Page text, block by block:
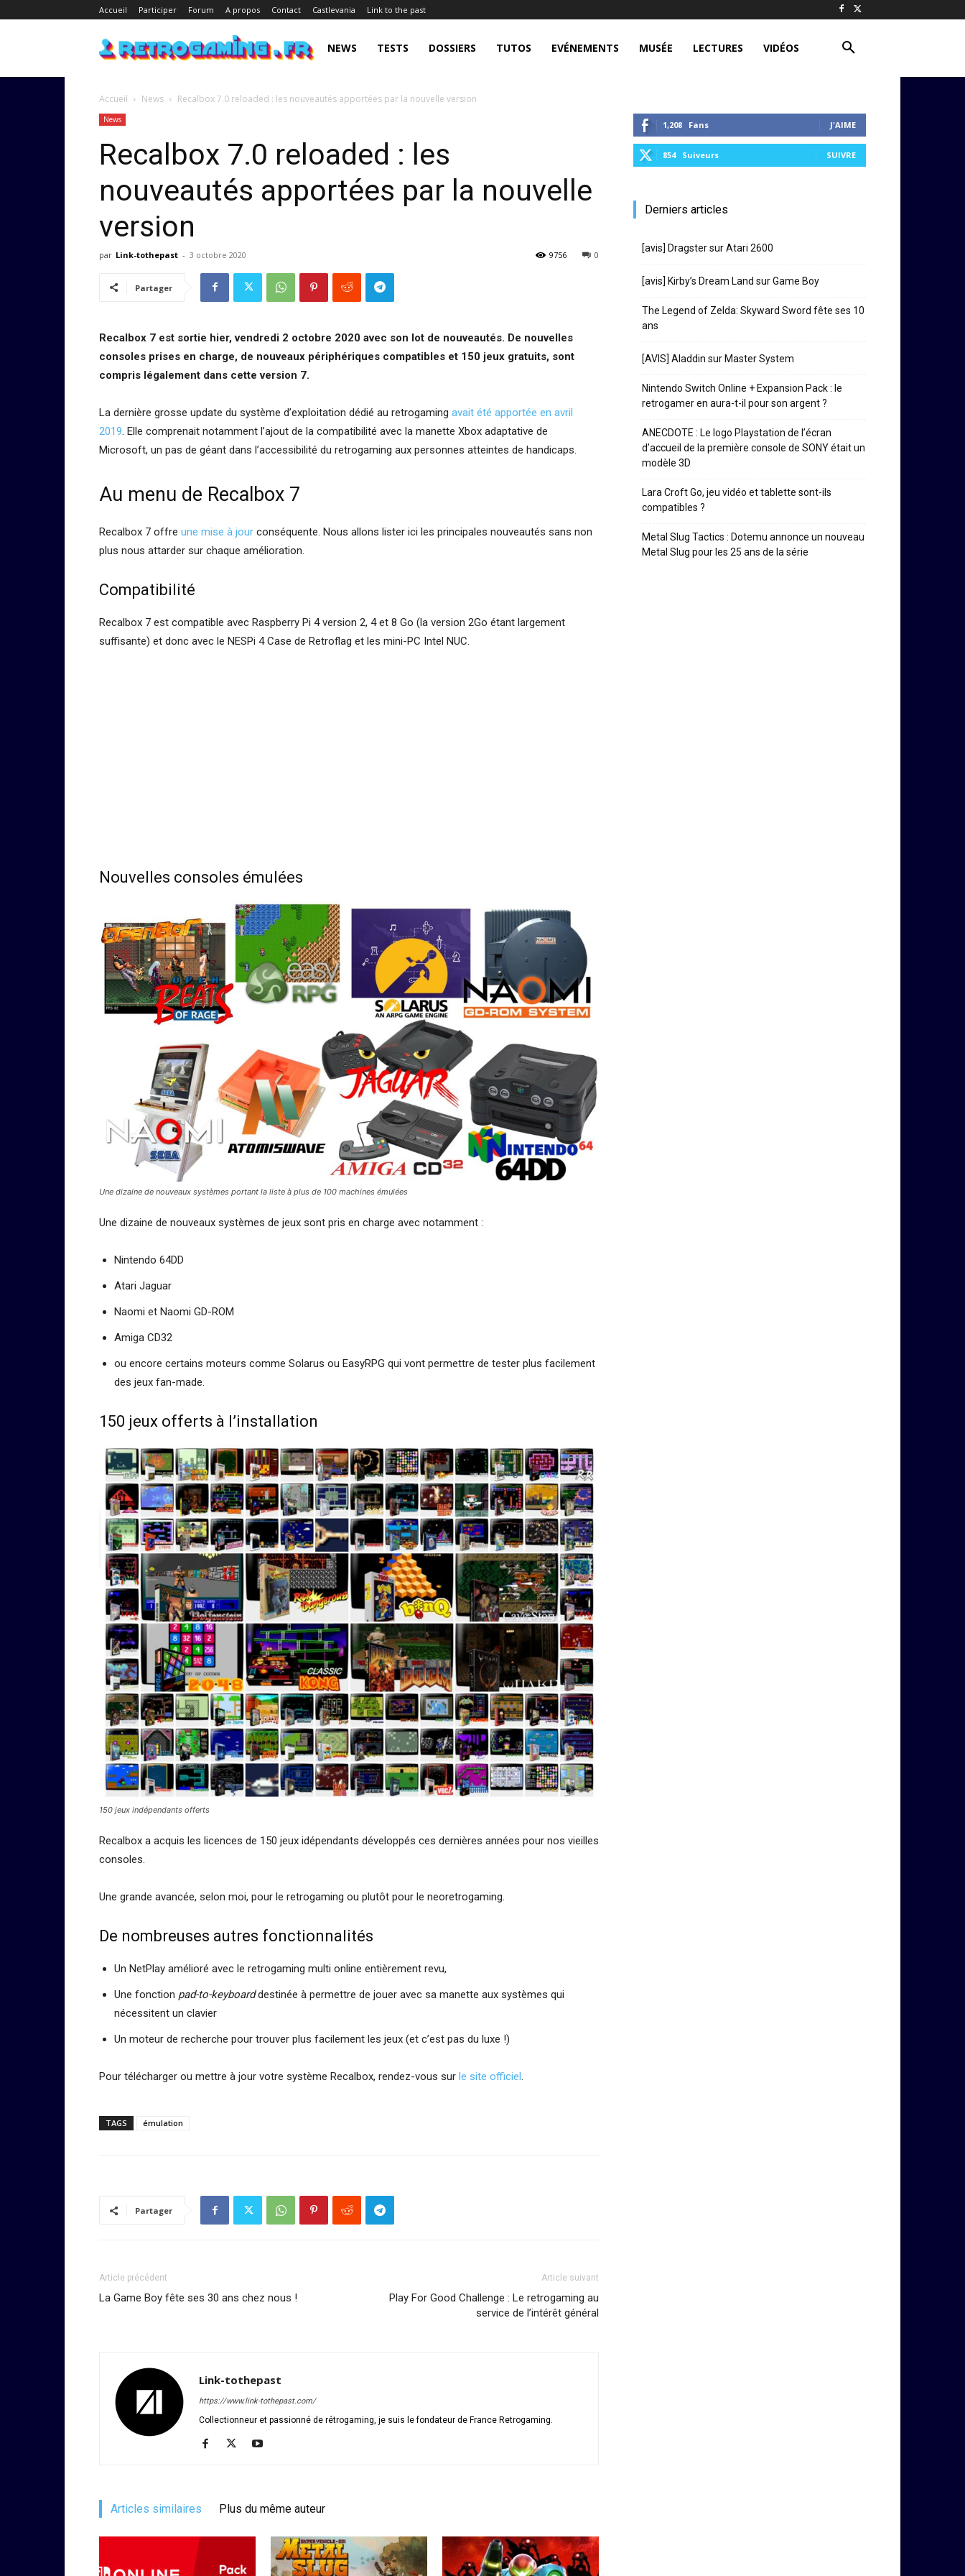
Accueil Participer Forum A propos Contact Castlevania Link to the past
NEWS TESTS DOSSIERS TUTOS EVÉNEMENTS MUSÉE LECTURES VIDÉOS
Accueil News Recalbox 7.0 reloaded : les nouveautés apportées par la nouvelle version
News
Recalbox 7.0 reloaded : les
nouveautés apportées par la nouvelle
version
par Link-tothepast - 3 octobre 2020 0
9756
Partager
Recalbox 7 est sortie hier, vendredi 2 octobre 2020 avec son lot de nouveautés. De nouvelles
consoles prises en charge, de nouveaux périphériques compatibles et 150 jeux gratuits, sont
compris légalement dans cette version 7.
La dernière grosse update du système d’exploitation dédié au retrogaming avait été apportée en avril
2019. Elle comprenait notamment l’ajout de la compatibilité avec la manette Xbox adaptative de
Microsoft, un pas de géant dans l’accessibilité du retrogaming aux personnes atteintes de handicaps.
Au menu de Recalbox 7
Recalbox 7 offre une mise à jour conséquente. Nous allons lister ici les principales nouveautés sans non
plus nous attarder sur chaque amélioration.
Compatibilité
Recalbox 7 est compatible avec Raspberry Pi 4 version 2, 4 et 8 Go (la version 2Go étant largement
suffisante) et donc avec le NESPi 4 Case de Retroflag et les mini-PC Intel NUC.
Nouvelles consoles émulées
Une dizaine de nouveaux systèmes portant la liste à plus de 100 machines émulées
Une dizaine de nouveaux systèmes de jeux sont pris en charge avec notamment :
Nintendo 64DD
Atari Jaguar
Naomi et Naomi GD-ROM
Amiga CD32
ou encore certains moteurs comme Solarus ou EasyRPG qui vont permettre de tester plus facilement
des jeux fan-made.
150 jeux offerts à l’installation
150 jeux indépendants offerts
Recalbox a acquis les licences de 150 jeux idépendants développés ces dernières années pour nos vieilles
consoles.
Une grande avancée, selon moi, pour le retrogaming ou plutôt pour le neoretrogaming.
De nombreuses autres fonctionnalités
Un NetPlay amélioré avec le retrogaming multi online entièrement revu,
Une fonction pad-to-keyboarddestinée à permettre de jouer avec sa manette aux systèmes qui
nécessitent un clavier
Un moteur de recherche pour trouver plus facilement les jeux (et c’est pas du luxe !)
Pour télécharger ou mettre à jour votre système Recalbox, rendez-vous sur le site officiel .
TAGS émulation
Partager
Article précédent
La Game Boy fête ses 30 ans chez nous !
Article suivant
Play For Good Challenge : Le retrogaming au
service de l’intérêt général
Link-tothepast
https://www.link-tothepast.com/
Collectionneur et passionné de rétrogaming, je suis le fondateur de France Retrogaming.
Articles similaires Plus du même auteur
1,208 Fans J'AIME
854 Suiveurs SUIVRE
Derniers articles
[avis] Dragster sur Atari 2600
[avis] Kirby’s Dream Land sur Game Boy
The Legend of Zelda: Skyward Sword fête ses 10
ans
[AVIS] Aladdin sur Master System
Nintendo Switch Online + Expansion Pack : le
retrogamer en aura-t-il pour son argent ?
ANECDOTE : Le logo Playstation de l’écran
d’accueil de la première console de SONY était un
modèle 3D
Lara Croft Go, jeu vidéo et tablette sont-ils
compatibles ?
Metal Slug Tactics : Dotemu annonce un nouveau
Metal Slug pour les 25 ans de la série